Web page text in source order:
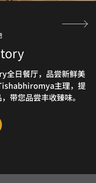
全日餐厅，品尝新鲜美
主理，提
带您品尝丰收臻味。
Bar
适，供应美味小食与饮
松。
肴，惬意交朋会友。这
店，晚间则是一间氛围
萄酒爱好者青睐。